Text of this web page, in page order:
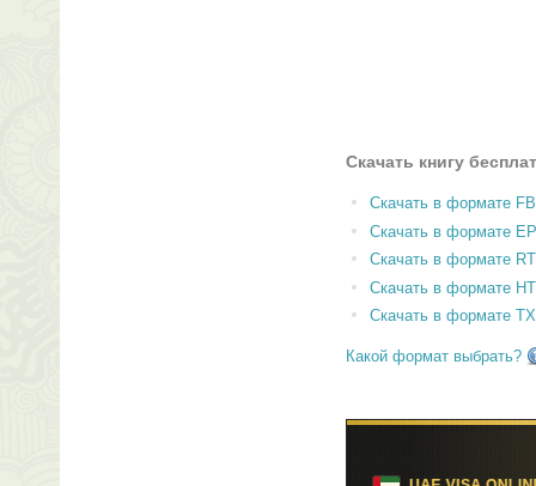
Скачать книгу
Скачать в формате
Скачать в формате
Скачать в формате
Скачать в формате
Скачать в формате
Какой формат выбрать?